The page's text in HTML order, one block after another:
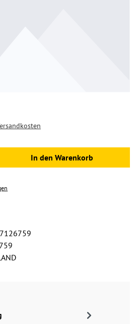
Gib den gewünschten
In den Warenkorb